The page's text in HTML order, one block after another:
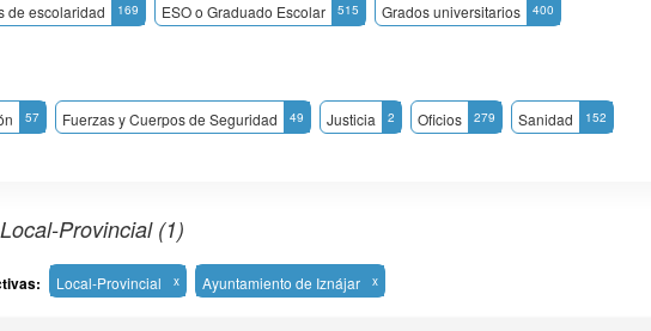
de escolaridad 169 ESO o Graduado Escolar 515 Grados universitarios 400
57 Fuerzas y Cuerpos de Seguridad 49 Justicia 2 Oficios 279 Sanidad 152
Provincial (1)
Local-Provincial x Ayuntamiento de Iznájar x